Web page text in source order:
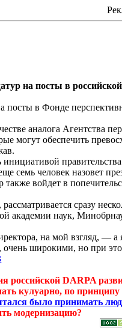
на постыв
посты в Фонде
аналога Агентства
могут обеспечить
семь человек назовет
войдет в
сразу
академии наук,
на мой взгляд,
очень широкими, но при
DARPA
кулуарно, по принципу
было принимать
модернизацию?